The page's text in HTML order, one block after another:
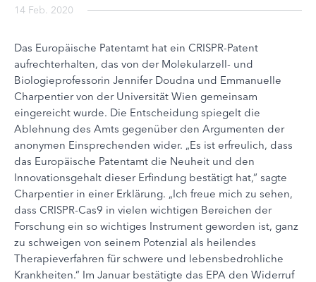
14 Feb. 2020
Das Europäische Patentamt hat ein CRISPR-Patent
aufrechterhalten, das von der Molekularzell- und
Biologieprofessorin Jennifer Doudna und Emmanuelle
Charpentier von der Universität Wien gemeinsam
eingereicht wurde. Die Entscheidung spiegelt die
Ablehnung des Amts gegenüber den Argumenten der
anonymen Einsprechenden wider. „Es ist erfreulich, dass
das Europäische Patentamt die Neuheit und den
Innovationsgehalt dieser Erfindung bestätigt hat,“ sagte
Charpentier in einer Erklärung. „Ich freue mich zu sehen,
dass CRISPR-Cas9 in vielen wichtigen Bereichen der
Forschung ein so wichtiges Instrument geworden ist, ganz
zu schweigen von seinem Potenzial als heilendes
Therapieverfahren für schwere und lebensbedrohliche
Krankheiten.“ Im Januar bestätigte das EPA den Widerruf